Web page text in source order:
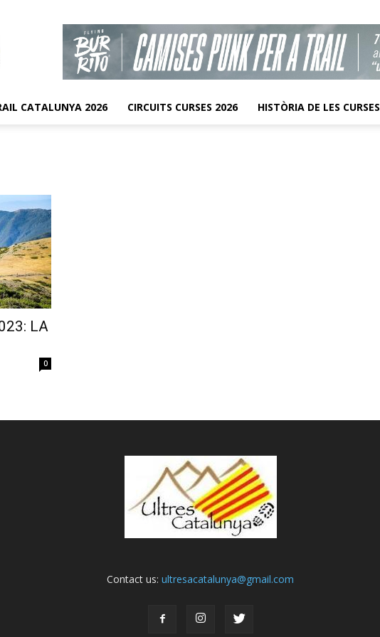
CATALUNYA 2026 CIRCUITS CURSES 2026 HISTÒRIA DE LES CURSES
LA
0
Contact us:ultresacatalunya@gmail.com